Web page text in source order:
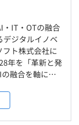
（オフィス含
。
あり
所を含む）
・IT・OTの融合
デジタルイノベ
年を「革新と発
融合を軸に、
事業の収益力強
改善により、
ループ経営の強